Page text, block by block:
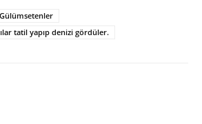
Gülümsetenler
tatil yapıp denizi gördüler.